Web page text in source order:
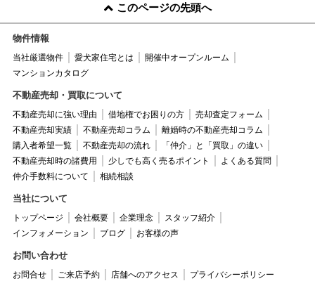
このページの先頭へ
物件情報
当社厳選物件 愛犬家住宅とは
開催中オープンルーム
マンションカタログ
不動産売却・買取について
不動産売却に強い理由 借地権でお困りの方
売却査定フォーム
不動産売却実績
不動産売却コラム
離婚時の不動産売却コラム
購入者希望一覧
不動産売却の流れ
「仲介」と「買取」の違い
不動産売却時の諸費用
少しでも高く売るポイント
よくある質問
仲介手数料について
相続相談
当社について
トップページ 会社概要 企業理念
スタッフ紹介
インフォメーション
ブログ お客様の声
お問い合わせ
お問合せ ご来店予約 店舗へのアクセス プライバシーポリシー